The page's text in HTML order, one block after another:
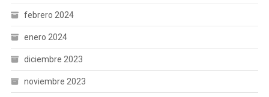
febrero 2024
enero 2024
diciembre 2023
noviembre 2023